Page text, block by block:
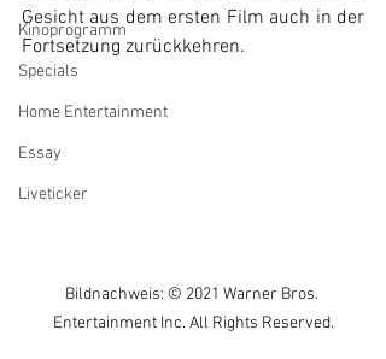
Kinoprogramm
Specials
Home Entertainment
Essay
Liveticker
Gesicht aus dem ersten Film auch in der
Fortsetzung zurückkehren.
Bildnachweis: © 2021 Warner Bros.
Entertainment Inc. All Rights Reserved.